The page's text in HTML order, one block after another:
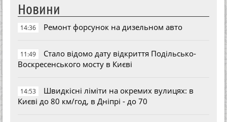
Новини
14:36 Ремонт форсунок на дизельном авто
11:49
Стало відомо дату відкриття Подільсько-
Воскресенського мосту в Києві
14:53
Швидкісні ліміти на окремих вулицях: в
Києві до 80 км/год, в Дніпрі - до 70